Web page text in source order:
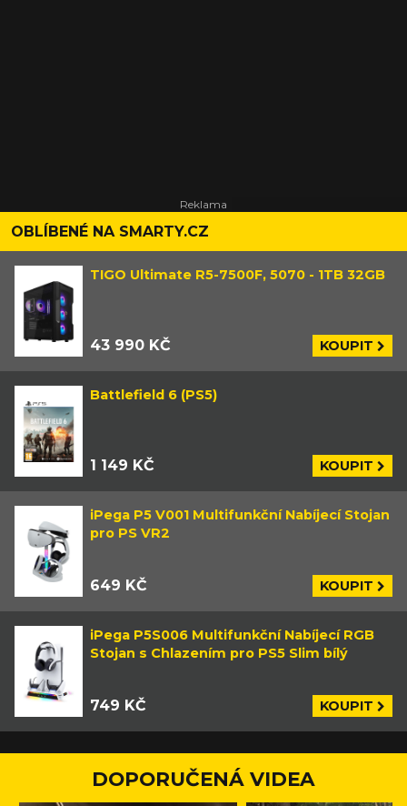
OBLÍBENÉ NA SMARTY.CZ
TIGO Ultimate R5-7500F, 5070 - 1TB 32GB
43 990 KČ KOUPIT
Battlefield 6 (PS5)
1 149 KČ KOUPIT
iPega P5 V001 Multifunkční Nabíjecí Stojan
pro PS VR2
649 KČ KOUPIT
iPega P5S006 Multifunkční Nabíjecí RGB
Stojan s Chlazením pro PS5 Slim bílý
749 KČ KOUPIT
DOPORUČENÁ VIDEA